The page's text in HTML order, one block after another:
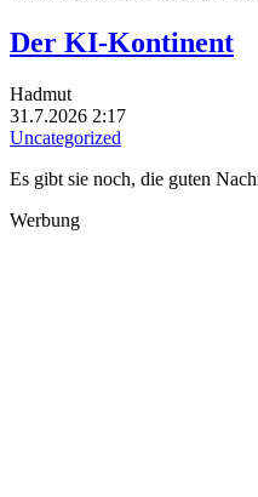
Der KI-Kontinent
Hadmut
31.7.2026 2:17
Uncategorized
Es gibt sie noch, die guten
Werbung